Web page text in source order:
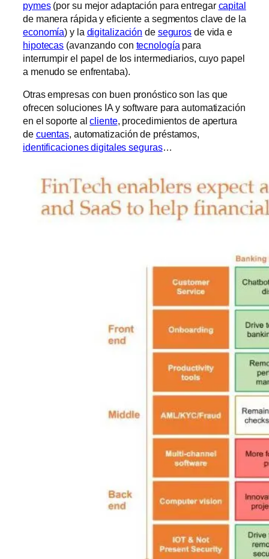
pymes(por su mejor adaptación para entregar capital
de manera rápida y eficiente a segmentos clave de la
economía) y la digitalización de seguros de vida e
hipotecas (avanzando con tecnología para
interrumpir el papel de los intermediarios, cuyo papel
a menudo se enfrentaba).
Otras empresas con buen pronóstico son las que
ofrecen soluciones IA y software para automatización
en el soporte alcliente, procedimientos de apertura
de cuentas, automatización de préstamos,
identificaciones digitales seguras…